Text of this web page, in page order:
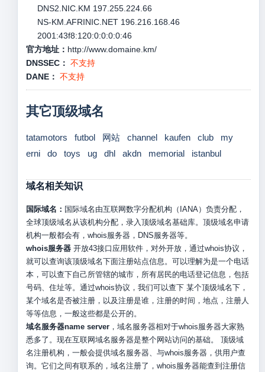
DNS2.NIC.KM 197.255.224.66
NS-KM.AFRINIC.NET 196.216.168.46
2001:43f8:120:0:0:0:0:46
官方地址： http://www.domaine.km/
DNSSEC： 不支持
DANE： 不支持
其它顶级域名
tatamotors futbol 网站 channel kaufen club
my
erni
do toys ug dhl akdn memorial istanbul
域名相关知识
国际域名： 国际域名由互联网数字分配机构（IANA）负责分配，
全球顶级域名从该机构分配，录入顶级域名基础库。顶级域名申请
机构一般都会有，whois服务器，DNS服务器等。
whois服务器开放43接口应用软件，对外开放，通过whois协议，
就可以查询该顶级域名下面注册站点信息。可以理解为是一个电话
本，可以查下自己所管辖的城市，所有居民的电话登记信息，包括
号码、住址等。通过whois协议，我们可以查下 某个顶级域名下，
某个域名是否被注册，以及注册是谁，注册的时间，地点，注册人
等等信息，一般这些都是公开的。
域名服务器name server，域名服务器相对于whois服务器大家熟
悉多了。现在互联网域名服务器是整个网站访问的基础。 顶级域
名注册机构，一般会提供域名服务器、与whois服务器，供用户查
询。它们之间有联系的，域名注册了，whois服务器能查到注册信